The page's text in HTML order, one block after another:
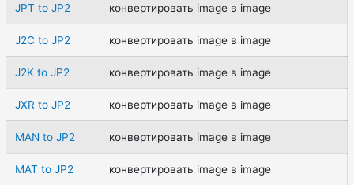
JPT to JP2 конвертировать image в image
J2C to JP2 конвертировать image в image
J2K to JP2 конвертировать image в image
JXR to JP2 конвертировать image в image
MAN to JP2 конвертировать image в image
MAT to JP2 конвертировать image в image